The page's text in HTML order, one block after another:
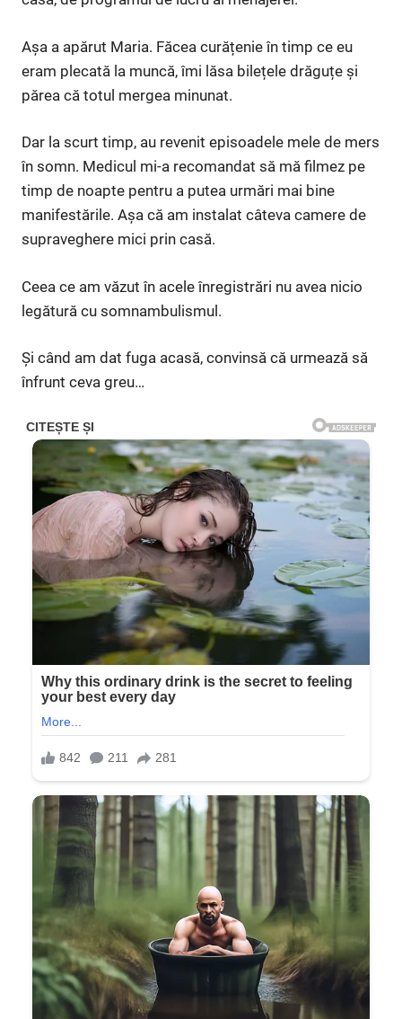
Așa a apărut Maria. Făcea curățenie în timp ce eu
eram plecată la muncă, îmi lăsa bilețele drăguțe și
părea că totul mergea minunat.
Dar la scurt timp, au revenit episoadele mele de mers
în somn. Medicul mi-a recomandat să mă filmez pe
timp de noapte pentru a putea urmări mai bine
manifestările. Așa că am instalat câteva camere de
supraveghere mici prin casă.
Ceea ce am văzut în acele înregistrări nu avea nicio
legătură cu somnambulismul.
Și când am dat fuga acasă, convinsă că urmează să
înfrunt ceva greu…